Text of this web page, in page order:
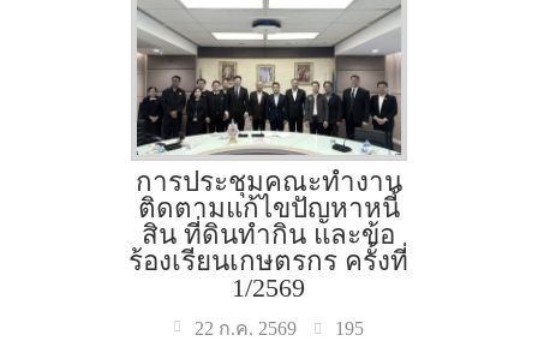
การประชุมคณะทำงาน
ติดตามแก้ไขปัญหาหนี้
สิน ที่ดินทำกิน และข้อ
ร้องเรียนเกษตรกร ครั้งที่
1/2569
22 ก.ค. 2569 195